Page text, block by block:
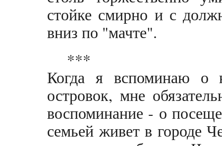
стойке смирно и с
вниз по "мачте".
***
Когда я вспоминаю о
островок, мне
воспоминание - о
семьей живет в городе